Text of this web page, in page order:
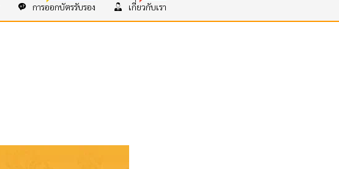
การออกบัตรรับรอง เกี่ยวกับเรา